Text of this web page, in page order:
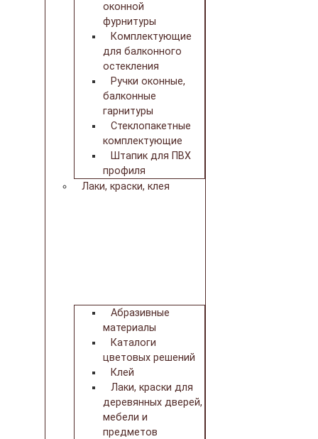
оконной
фурнитуры
Комплектующие
для балконного
остекления
Ручки оконные,
балконные
гарнитуры
Стеклопакетные
комплектующие
Штапик для ПВХ
профиля
Лаки, краски, клея
Абразивные
материалы
Каталоги
цветовых решений
Клей
Лаки, краски для
деревянных дверей,
мебели и
предметов